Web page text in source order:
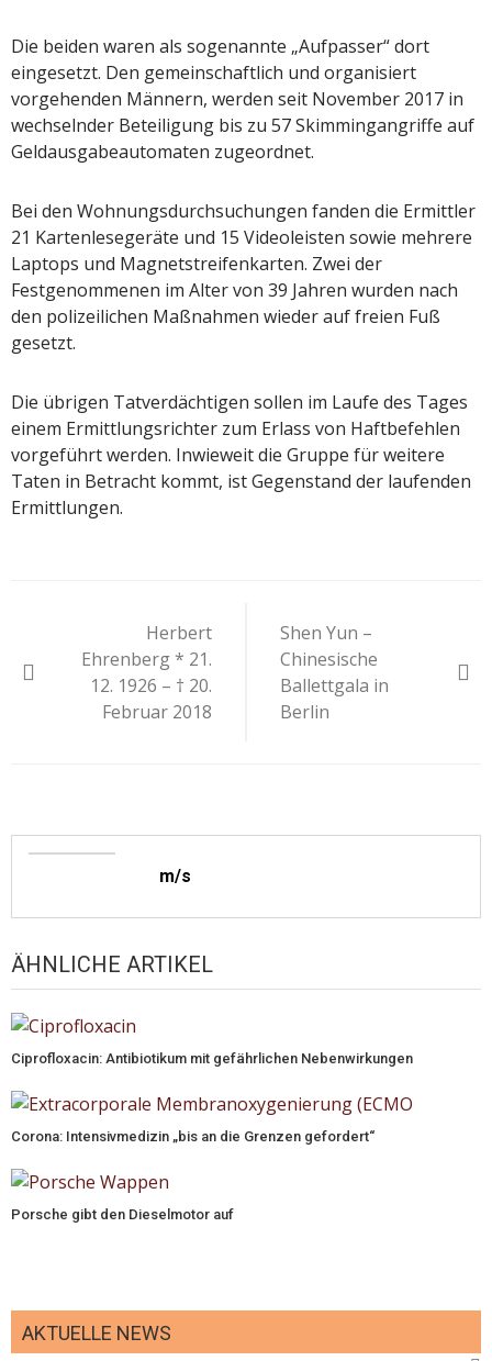
Die beiden waren als sogenannte „Aufpasser“ dort
eingesetzt. Den gemeinschaftlich und organisiert
vorgehenden Männern, werden seit November 2017 in
wechselnder Beteiligung bis zu 57 Skimmingangriffe auf
Geldausgabeautomaten zugeordnet.
Bei den Wohnungsdurchsuchungen fanden die Ermittler
21 Kartenlesegeräte und 15 Videoleisten sowie mehrere
Laptops und Magnetstreifenkarten. Zwei der
Festgenommenen im Alter von 39 Jahren wurden nach
den polizeilichen Maßnahmen wieder auf freien Fuß
gesetzt.
Die übrigen Tatverdächtigen sollen im Laufe des Tages
einem Ermittlungsrichter zum Erlass von Haftbefehlen
vorgeführt werden. Inwieweit die Gruppe für weitere
Taten in Betracht kommt, ist Gegenstand der laufenden
Ermittlungen.
Herbert
Ehrenberg * 21.
12. 1926 – † 20.
Februar 2018
Shen Yun –
Chinesische
Ballettgala in
Berlin
m/s
ÄHNLICHE ARTIKEL
Ciprofloxacin: Antibiotikum mit gefährlichen Nebenwirkungen
Corona: Intensivmedizin „bis an die Grenzen gefordert“
Porsche gibt den Dieselmotor auf
AKTUELLE NEWS